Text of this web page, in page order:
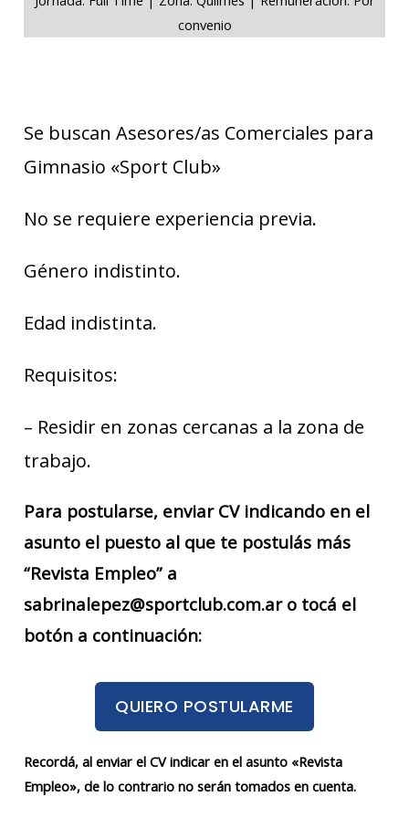
convenio
Se buscan Asesores/as Comerciales para
Gimnasio «Sport Club»
No se requiere experiencia previa.
Género indistinto.
Edad indistinta.
Requisitos:
– Residir en zonas cercanas a la zona de
trabajo.
Para postularse, enviar CV indicando en el
asunto el puesto al que te postulás más
“Revista Empleo” a
sabrinalepez@sportclub.com.ar o tocá el
botón a continuación:
QUIERO POSTULARME
Recordá, al enviar el CV indicar en el asunto «Revista
Empleo», de lo contrario no serán tomados en cuenta.